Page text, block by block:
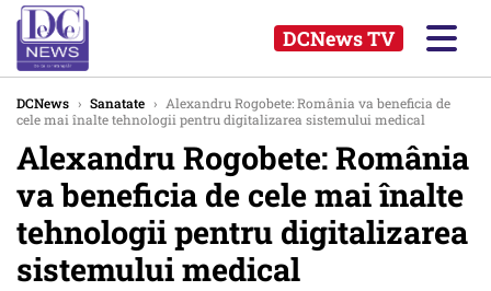
DCNews TV
DCNews › Sanatate › Alexandru Rogobete: România va beneficia de
cele mai înalte tehnologii pentru digitalizarea sistemului medical
Alexandru Rogobete: România
va beneficia de cele mai înalte
tehnologii pentru digitalizarea
sistemului medical